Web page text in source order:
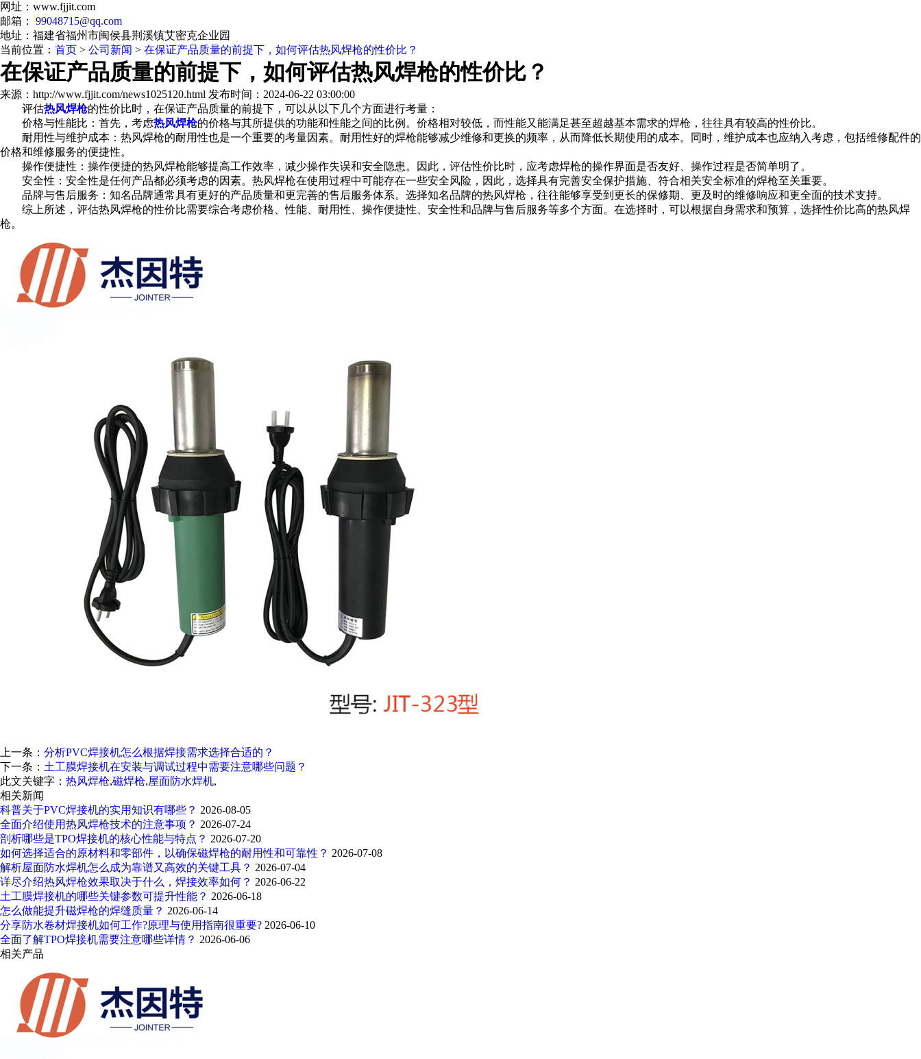
网址：www.fjjit.com
邮箱： 99048715@qq.com
地址：福建省福州市闽侯县荆溪镇艾密克企业园
当前位置： 首页 > 公司新闻 > 在保证产品质量的前提下，如何评估热风焊枪的性价比？
在保证产品质量的前提下，如何评估热风焊枪的性价比？
来源：http://www.fjjit.com/news1025120.html 发布时间：2024-06-22 03:00:00
评估热风焊枪的性价比时，在保证产品质量的前提下，可以从以下几个方面进行考量：
价格与性能比：首先，考虑热风焊枪的价格与其所提供的功能和性能之间的比例。价格相对较低，而性能又能满足甚至超越基本需求的焊枪，往往具有较高的性价比。
耐用性与维护成本：热风焊枪的耐用性也是一个重要的考量因素。耐用性好的焊枪能够减少维修和更换的频率，从而降低长期使用的成本。同时，维护成本也应纳入考虑，包括维修配件的
价格和维修服务的便捷性。
操作便捷性：操作便捷的热风焊枪能够提高工作效率，减少操作失误和安全隐患。因此，评估性价比时，应考虑焊枪的操作界面是否友好、操作过程是否简单明了。
安全性：安全性是任何产品都必须考虑的因素。热风焊枪在使用过程中可能存在一些安全风险，因此，选择具有完善安全保护措施、符合相关安全标准的焊枪至关重要。
品牌与售后服务：知名品牌通常具有更好的产品质量和更完善的售后服务体系。选择知名品牌的热风焊枪，往往能够享受到更长的保修期、更及时的维修响应和更全面的技术支持。
综上所述，评估热风焊枪的性价比需要综合考虑价格、性能、耐用性、操作便捷性、安全性和品牌与售后服务等多个方面。在选择时，可以根据自身需求和预算，选择性价比高的热风焊
枪。
上一条： 分析PVC焊接机怎么根据焊接需求选择合适的？
下一条： 土工膜焊接机在安装与调试过程中需要注意哪些问题？
此文关键字： 热风焊枪,磁焊枪,屋面防水焊机,
相关新闻
科普关于PVC焊接机的实用知识有哪些？ 2026-08-05
全面介绍使用热风焊枪技术的注意事项？ 2026-07-24
剖析哪些是TPO焊接机的核心性能与特点？ 2026-07-20
如何选择适合的原材料和零部件，以确保磁焊枪的耐用性和可靠性？ 2026-07-08
解析屋面防水焊机怎么成为靠谱又高效的关键工具？ 2026-07-04
详尽介绍热风焊枪效果取决于什么，焊接效率如何？ 2026-06-22
土工膜焊接机的哪些关键参数可提升性能？ 2026-06-18
怎么做能提升磁焊枪的焊缝质量？ 2026-06-14
分享防水卷材焊接机如何工作?原理与使用指南很重要? 2026-06-10
全面了解TPO焊接机需要注意哪些详情？ 2026-06-06
相关产品